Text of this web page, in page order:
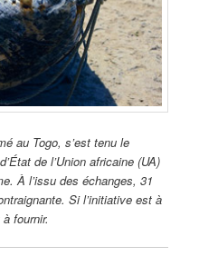
au Togo, s’est tenu le
de l’Union africaine (UA)
À l’issu des échanges, 31
Si l’initiative est à
fournir.